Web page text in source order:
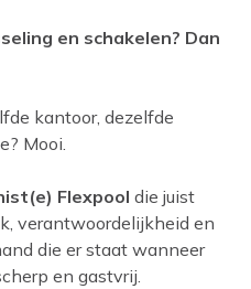
en schakelen? Dan
kantoor, dezelfde
Mooi.
Flexpool die juist
verantwoordelijkheid en
die er staat wanneer
en gastvrij.